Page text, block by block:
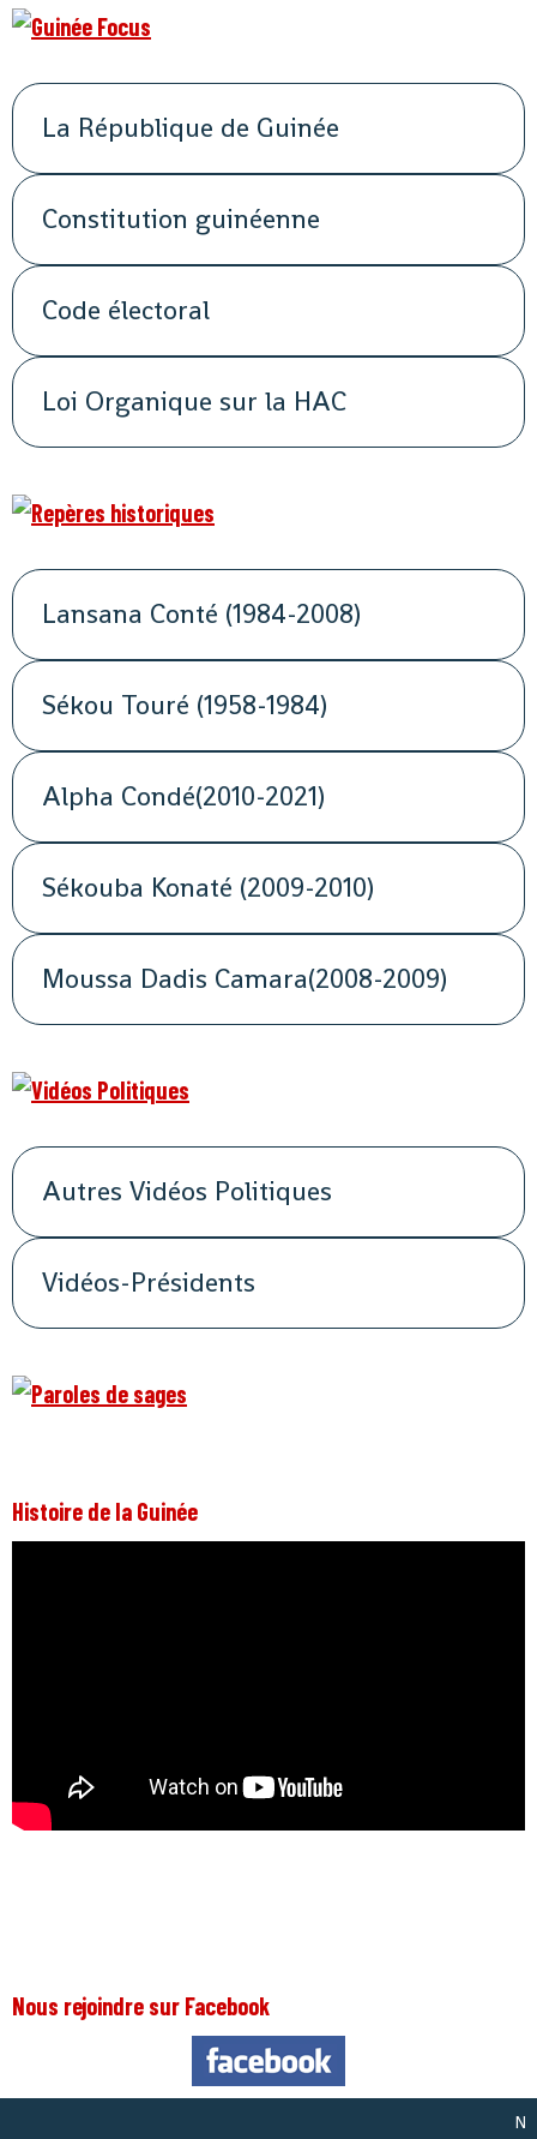
La République de Guinée
Constitution guinéenne
Code électoral
Loi Organique sur la HAC
Lansana Conté (1984-2008)
Sékou Touré (1958-1984)
Alpha Condé(2010-2021)
Sékouba Konaté (2009-2010)
Moussa Dadis Camara(2008-2009)
Autres Vidéos Politiques
Vidéos-Présidents
Histoire de la Guinée
Nous rejoindre sur Facebook
Nous